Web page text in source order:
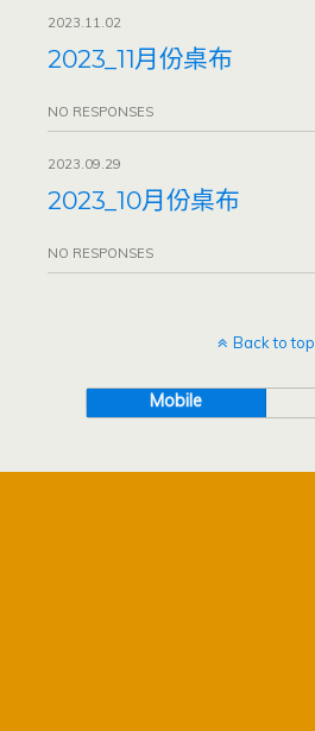
2023.11.02
2023_11月份桌布
NO RESPONSES
2023.09.29
2023_10月份桌布
NO RESPONSES
Back to top
Mobile